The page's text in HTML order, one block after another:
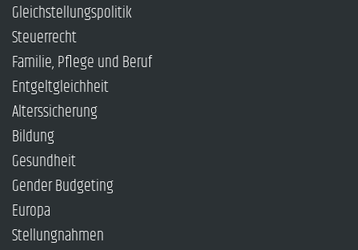
Gleichstellungspolitik
Steuerrecht
Familie, Pflege und Beruf
Entgeltgleichheit
Alterssicherung
Bildung
Gesundheit
Gender Budgeting
Europa
Stellungnahmen